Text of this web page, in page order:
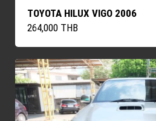
TOYOTA HILUX VIGO 2006
264,000 THB